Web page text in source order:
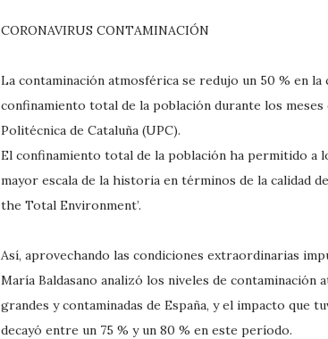
CORONAVIRUS CONTAMINACIÓN
La contaminación atmosférica se redujo un 50 % en
confinamiento total de la población durante los
Politécnica de Cataluña (UPC).
El confinamiento total de la población ha permitido a
mayor escala de la historia en términos de la calidad
the Total Environment’.
Así, aprovechando las condiciones extraordinarias
María Baldasano analizó los niveles de contaminación
grandes y contaminadas de España, y el impacto que
decayó entre un 75 % y un 80 % en este período.